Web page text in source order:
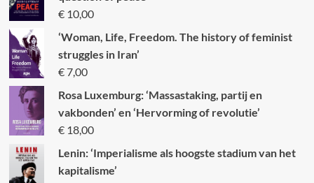
€10,00
‘Woman, Life, Freedom. The history of feminist
struggles in Iran’
€7,00
Rosa Luxemburg: ‘Massastaking, partij en
vakbonden’ en ‘Hervorming of revolutie’
€18,00
Lenin: ‘Imperialisme als hoogste stadium van het
kapitalisme’